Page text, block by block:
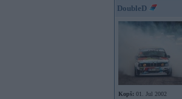
DoubleD
Kopš: 01. Jul 2002